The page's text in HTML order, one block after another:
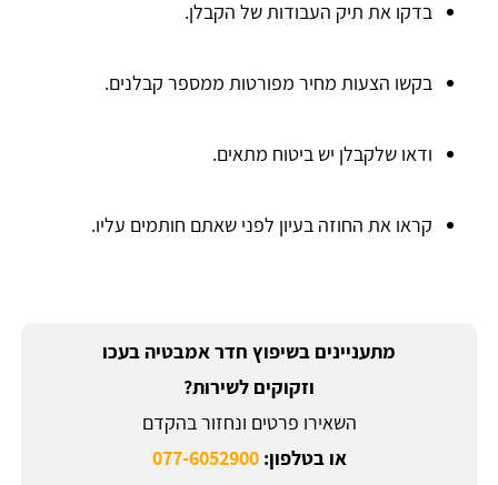
בדקו את תיק העבודות של הקבלן.
בקשו הצעות מחיר מפורטות ממספר קבלנים.
ודאו שלקבלן יש ביטוח מתאים.
קראו את החוזה בעיון לפני שאתם חותמים עליו.
מתעניינים בשיפוץ חדר אמבטיה בעכו
וזקוקים לשירות?
השאירו פרטים ונחזור בהקדם
או בטלפון:077-6052900